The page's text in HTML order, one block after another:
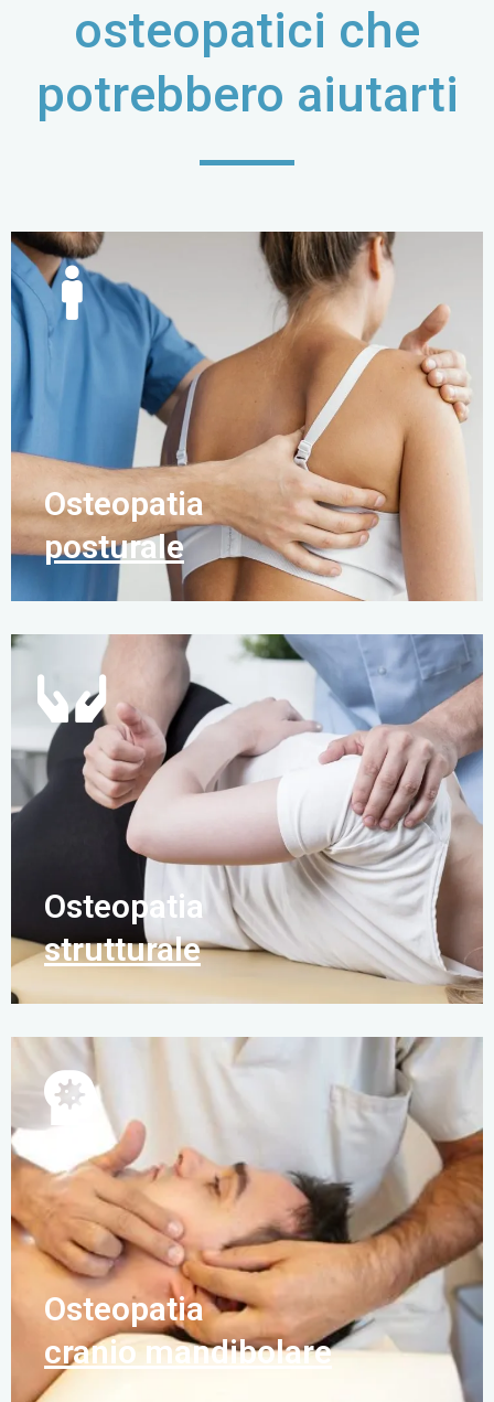
osteopatici che
potrebbero aiutarti
Osteopatia
posturale
Osteopatia
strutturale
Osteopatia
cranio mandibolare